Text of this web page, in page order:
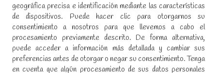
Política de cookies
SÍGUENOS EN REDES SOCIALES
Encuéntranos en:
geográfica precisa e identificación mediante las características
de dispositivos. Puede hacer clic para otorgarnos su
consentimiento a nosotros para que llevemos a cabo el
procesamiento previamente descrito. De forma alternativa,
puede acceder a información más detallada y cambiar sus
preferencias antes de otorgar o negar su consentimiento. Tenga
en cuenta que algún procesamiento de sus datos personales